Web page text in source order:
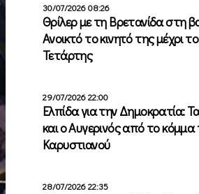
30/07/2026 08:26
Θρίλερ με τη Βρετανίδα στη
Ανοικτό το κινητό της μέχρι
Τετάρτης
29/07/2026 22:00
Ελπίδα για την Δημοκρατία:
και ο Αυγερινός από το κόμμα
Καρυστιανού
28/07/2026 22:35